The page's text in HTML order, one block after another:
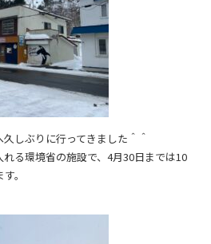
久しぶりに行ってきました＾＾
る環境省の施設で、4月30日までは10
。